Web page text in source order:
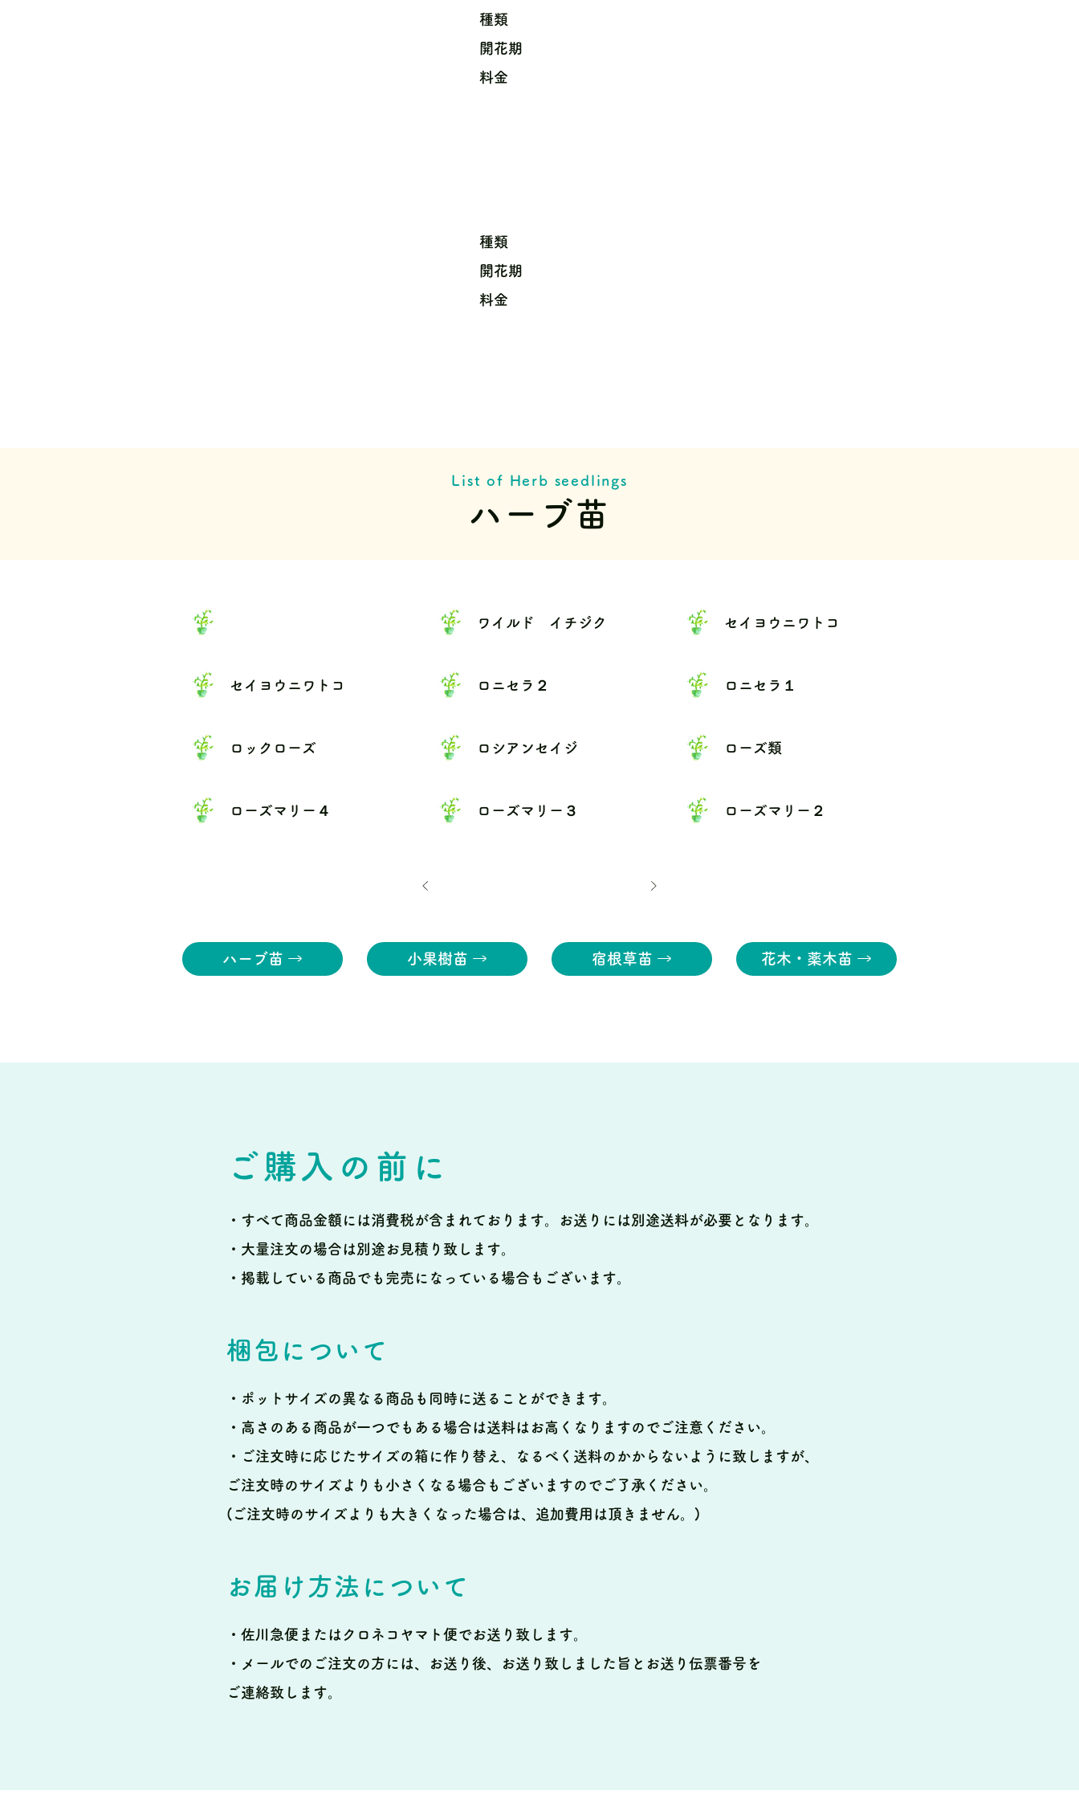
種類
開花期
料金
種類
開花期
料金
List of Herb seedlings
ハーブ苗
セイヨウニワトコ
ロックローズ
ローズマリー４
ワイルド イチジク
ロニセラ２
ロシアンセイジ
ローズマリー３
セイヨウニワトコ
ロニセラ１
ローズ類
ローズマリー２
ハーブ苗 → 小果樹苗 → 宿根草苗 → 花木・薬木苗 →
ご購入の前に
・すべて商品金額には消費税が含まれております。
お送りには別途送料が必要となります。
・大量注文の場合は別途お見積り致します。
・掲載している商品でも完売になっている場合もございます。
梱包について
・ポットサイズの異なる商品も同時に送ることができます。
・高さのある商品が一つでもある場合は送料はお高くなりますのでご注意ください。
・ご注文時に応じたサイズの箱に作り替え、なるべく送料のかからないように致しますが、
ご注文時のサイズよりも小さくなる場合もございますのでご了承ください。
(ご注文時のサイズよりも大きくなった場合は、追加費用は頂きません。)
お届け方法について
・佐川急便またはクロネコヤマト便でお送り致します。
・メールでのご注文の方には、お送り後、お送り致しました旨とお送り伝票番号を
ご連絡致します。